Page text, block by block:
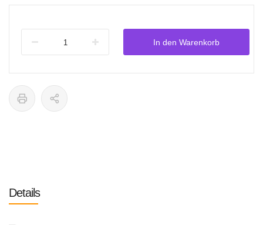
In den Warenkorb
Details